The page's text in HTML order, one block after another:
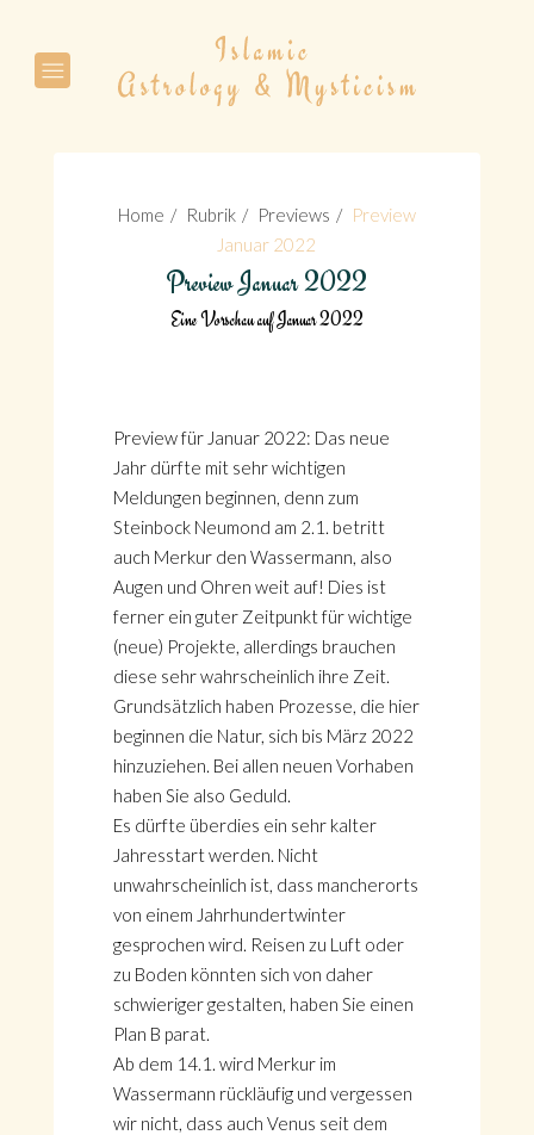
Home Rubrik Previews
Preview
Januar 2022
Preview Januar 2022
Eine Vorschau auf Januar 2022
Preview für Januar 2022: Das neue
Jahr dürfte mit sehr wichtigen
Meldungen beginnen, denn zum
Steinbock Neumond am 2.1. betritt
auch Merkur den Wassermann, also
Augen und Ohren weit auf! Dies ist
ferner ein guter Zeitpunkt für wichtige
(neue) Projekte, allerdings brauchen
diese sehr wahrscheinlich ihre Zeit.
Grundsätzlich haben Prozesse, die hier
beginnen die Natur, sich bis März 2022
hinzuziehen. Bei allen neuen Vorhaben
haben Sie also Geduld.
Es dürfte überdies ein sehr kalter
Jahresstart werden. Nicht
unwahrscheinlich ist, dass mancherorts
von einem Jahrhundertwinter
gesprochen wird. Reisen zu Luft oder
zu Boden könnten sich von daher
schwieriger gestalten, haben Sie einen
Plan B parat.
Ab dem 14.1. wird Merkur im
Wassermann rückläufig und vergessen
wir nicht, dass auch Venus seit dem